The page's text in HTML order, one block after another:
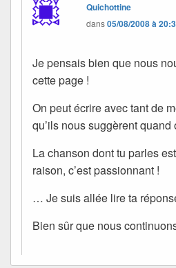
Quichottine
dans05/08/2008 à
Je pensais bien que nous
cette page !
On peut écrire avec tant de
qu’ils nous suggèrent quand
La chanson dont tu parles
raison, c’est passionnant !
… Je suis allée lire ta
Bien sûr que nous